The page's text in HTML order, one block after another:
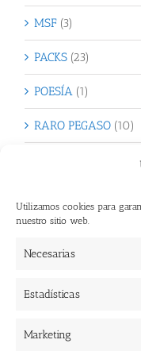
Utilizamos cookies para
nuestro sitio web.
Necesarias
Estadísticas
Marketing
MSF (3)
PACKS (23)
POESÍA (1)
RARO PEGASO (10)
TOTÓ (4)
Copyright 2017 Ediciones